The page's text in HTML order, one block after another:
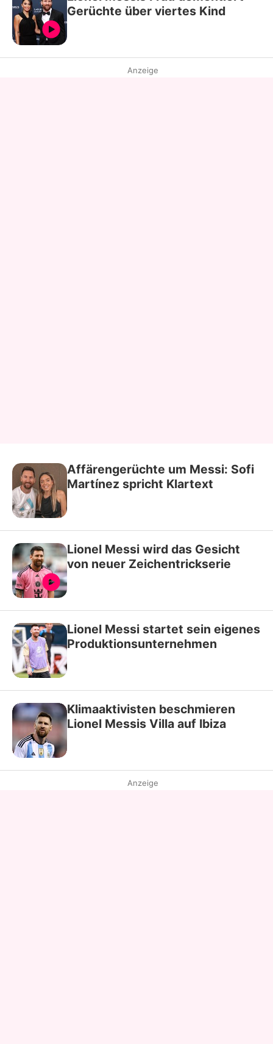
Gerüchte über viertes Kind
Anzeige
Affärengerüchte um Messi: Sofi
Martínez spricht Klartext
Lionel Messi wird das Gesicht
von neuer Zeichentrickserie
Lionel Messi startet sein eigenes
Produktionsunternehmen
Klimaaktivisten beschmieren
Lionel Messis Villa auf Ibiza
Anzeige